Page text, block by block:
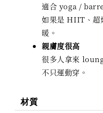
適合 yoga /
如果是 HIIT、超
暖。
親膚度很高
很多人拿來
不只運動穿。
材質